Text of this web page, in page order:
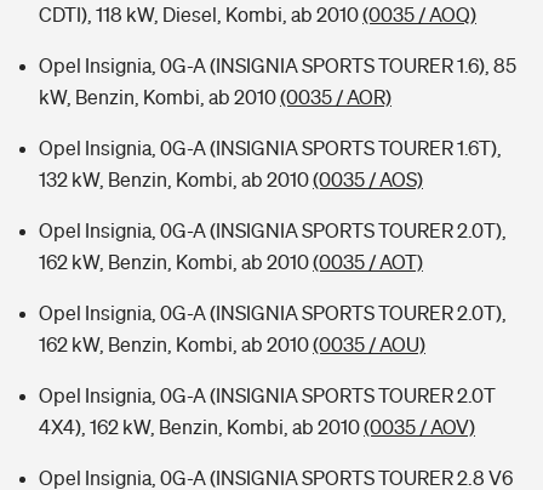
CDTI), 118 kW, Diesel, Kombi, ab 2010(0035 / AOQ)
Opel Insignia, 0G-A (INSIGNIA SPORTS TOURER 1.6), 85
kW, Benzin, Kombi, ab 2010(0035 / AOR)
Opel Insignia, 0G-A (INSIGNIA SPORTS TOURER 1.6T),
132 kW, Benzin, Kombi, ab 2010(0035 / AOS)
Opel Insignia, 0G-A (INSIGNIA SPORTS TOURER 2.0T),
162 kW, Benzin, Kombi, ab 2010(0035 / AOT)
Opel Insignia, 0G-A (INSIGNIA SPORTS TOURER 2.0T),
162 kW, Benzin, Kombi, ab 2010(0035 / AOU)
Opel Insignia, 0G-A (INSIGNIA SPORTS TOURER 2.0T
4X4), 162 kW, Benzin, Kombi, ab 2010(0035 / AOV)
Opel Insignia, 0G-A (INSIGNIA SPORTS TOURER 2.8 V6